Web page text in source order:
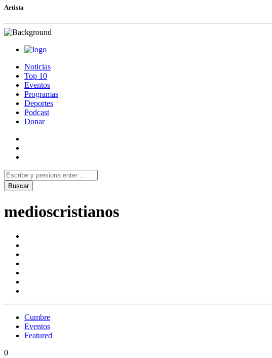
Artista
Noticias
Top 10
Eventos
Programas
Deportes
Podcast
Donar
medioscristianos
Cumbre
Eventos
Featured
0